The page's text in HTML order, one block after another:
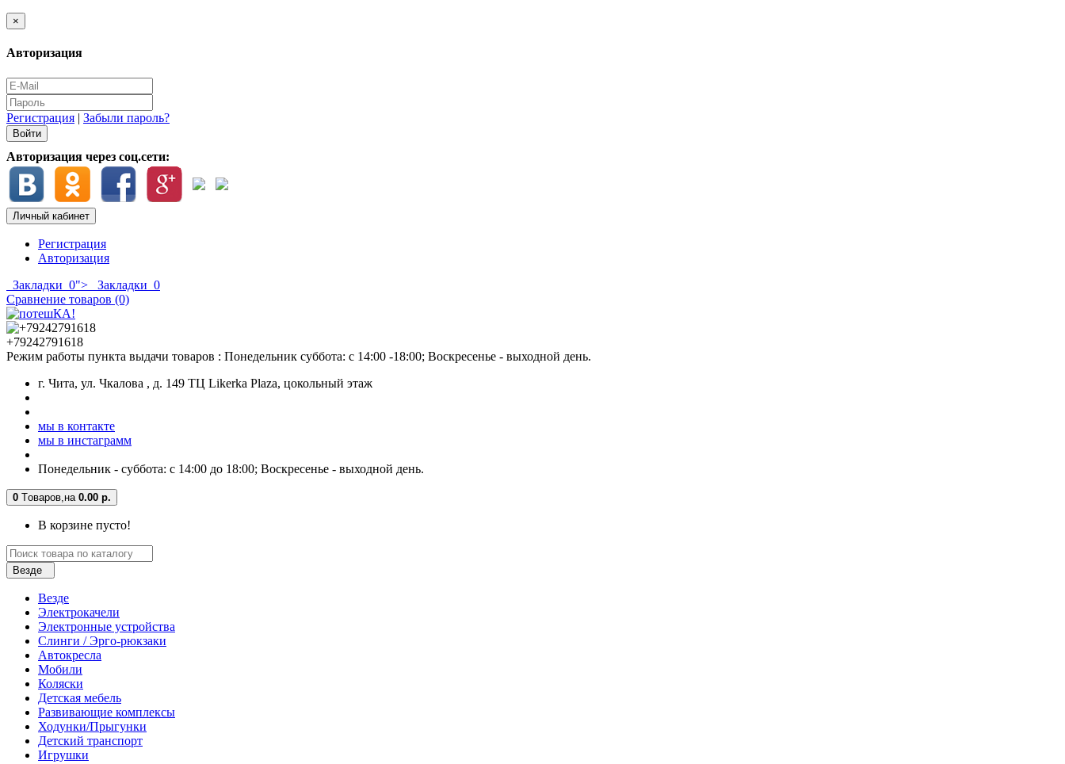
×
Авторизация
Регистрация | Забыли пароль?
Авторизация через соц.сети:
Личный кабинет
Регистрация
Авторизация
Закладки 0"> Закладки 0
Сравнение товаров (0)
+79242791618
Режим работы пункта выдачи товаров : Понедельник суббота: с 14:00 -18:00; Воскресенье - выходной день.
г. Чита, ул. Чкалова , д. 149 ТЦ Likerka Plaza, цокольный этаж
мы в контакте
мы в инстаграмм
Понедельник - суббота: с 14:00 до 18:00; Воскресенье - выходной день.
0 Tоваров, на 0.00 р.
В корзине пусто!
Везде
Везде
Электрокачели
Электронные устройства
Слинги / Эрго-рюкзаки
Автокресла
Мобили
Коляски
Детская мебель
Развивающие комплексы
Ходунки/Прыгунки
Детский транспорт
Игрушки